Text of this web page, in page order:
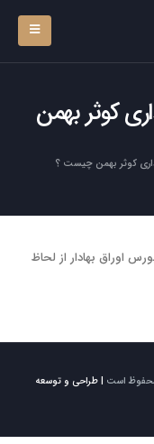
کوثر بهمن
کوثر بهمن چیست ؟
اوراق بهادار از لحاظ
| طراحی و توسعه